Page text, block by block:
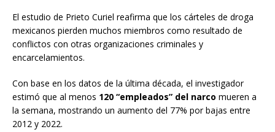
El estudio de Prieto Curiel reafirma que los cárteles de droga
mexicanos pierden muchos miembros como resultado de
conflictos con otras organizaciones criminales y
encarcelamientos.
Con base en los datos de la última década, el investigador
estimó que al menos 120 “empleados” del narco mueren a
la semana, mostrando un aumento del 77% por bajas entre
2012 y 2022.